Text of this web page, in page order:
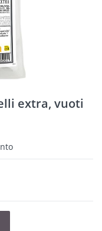
extra, vuoti